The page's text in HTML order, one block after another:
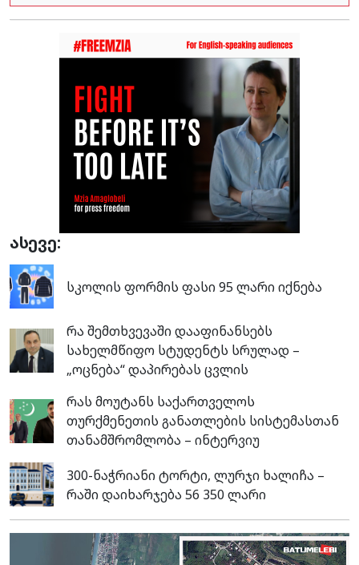
ასევე:
სკოლის ფორმის ფასი 95 ლარი იქნება
რა შემთხვევაში დააფინანსებს
სახელმწიფო სტუდენტს სრულად –
„ოცნება“ დაპირებას ცვლის
რას მოუტანს საქართველოს
თურქმენეთის განათლების სისტემასთან
თანამშრომლობა – ინტერვიუ
300-ნაჭრიანი ტორტი, ლურჯი ხალიჩა –
რაში დაიხარჯება 56 350 ლარი